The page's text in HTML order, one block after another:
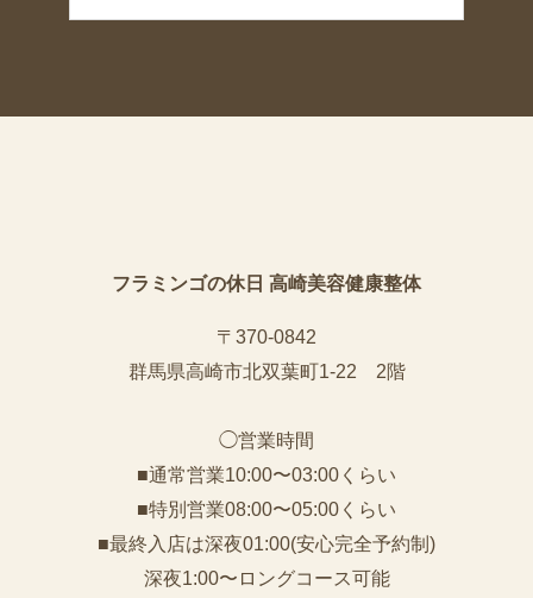
フラミンゴの休日 高崎美容健康整体
〒370-0842
群馬県高崎市北双葉町1-22 2階
◯営業時間
■通常営業10:00〜03:00くらい
■特別営業08:00〜05:00くらい
■最終入店は深夜01:00(安心完全予約制)
深夜1:00〜ロングコース可能